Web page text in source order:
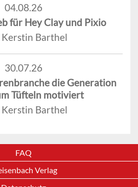
04.08.26
für Hey Clay und Pixio
Barthel
30.07.26
die Generation
Tüfteln motiviert
Barthel
FAQ
Verlag